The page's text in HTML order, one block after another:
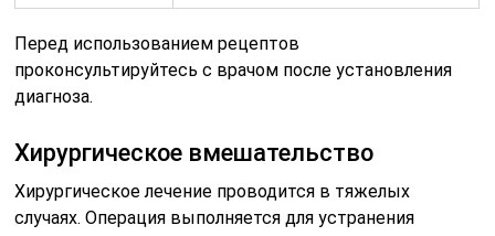
Перед использованием рецептов
проконсультируйтесь с врачом после установления
диагноза.
Хирургическое вмешательство
Хирургическое лечение проводится в тяжелых
случаях. Операция выполняется для устранения